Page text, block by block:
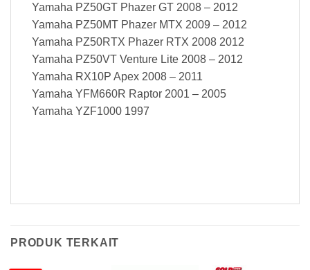
Yamaha PZ50GT Phazer GT 2008 – 2012
Yamaha PZ50MT Phazer MTX 2009 – 2012
Yamaha PZ50RTX Phazer RTX 2008 2012
Yamaha PZ50VT Venture Lite 2008 – 2012
Yamaha RX10P Apex 2008 – 2011
Yamaha YFM660R Raptor 2001 – 2005
Yamaha YZF1000 1997
PRODUK TERKAIT